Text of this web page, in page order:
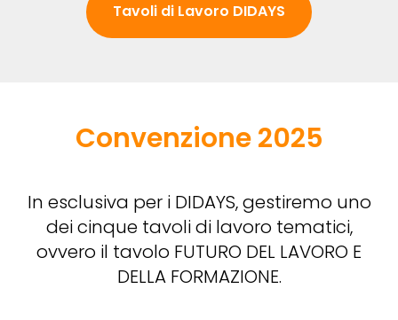
Tavoli di Lavoro DIDAYS
Convenzione 2025
In esclusiva per i DIDAYS, gestiremo uno
dei cinque tavoli di lavoro tematici,
ovvero il tavolo FUTURO DEL LAVORO E
DELLA FORMAZIONE.